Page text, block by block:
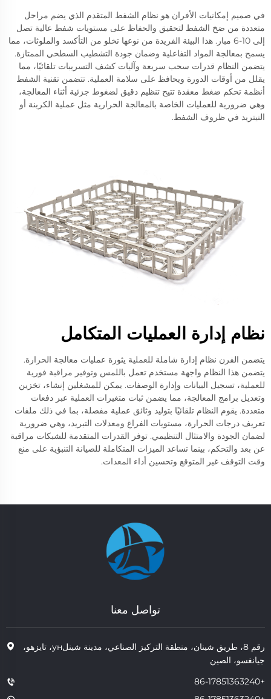
في صميم إمكانيات الأفران هو نظام الشفط المتقدم الذي يضم مراحل
متعددة من ضخ الشفط لتحقيق والحفاظ على مستويات شفط عالية تصل
إلى 10-6 مبار. هذا البيئة الفريدة من نوعها تخلو من التأكسد والملوثات، مما
يسمح بمعالجة المواد التفاعلية وضمان جودة التشطيب السطحي الممتازة.
يتضمن النظام قدرات سحب سريعة وآليات كشف التسريبات تلقائيًا، مما
يقلل من أوقات الدورة ويحافظ على سلامة العملية. تتضمن تقنية الشفط
أنظمة تحكم ضغط معقدة تتيح تنظيم دقيق لضغوط جزئية أثناء المعالجة،
وهي ضرورية للعمليات الخاصة بالمعالجة الحرارية مثل عملية الكربنة أو
النيتريد في ظروف الشفط.
نظام إدارة العمليات المتكامل
يتضمن الفرن نظام إدارة شاملة للعملية يثورة عمليات معالجة الحرارة.
يتضمن هذا النظام واجهة مستخدم تعمل باللمس وتوفير مراقبة فورية
للعملية، تسجيل البيانات وإدارة الوصفات. يمكن للمشغلين إنشاء، تخزين
وتعديل برامج المعالجة، مما يضمن ثبات متغيرات العملية عبر دفعات
متعددة. يقوم النظام تلقائيًا بتوليد وثائق عملية مفصلة، بما في ذلك ملفات
تعريف درجات الحرارة، مستويات الفراغ ومعدلات التبريد، وهي ضرورية
لضمان الجودة والامتثال التنظيمي. توفر القدرات المتقدمة للشبكات مراقبة
عن بعد والتحكم، بينما تساعد الميزات المتكاملة للصيانة التنبؤية على منع
وقت التوقف غير المتوقع وتحسين أداء المعدات.
تواصل معنا
رقم 8، طريق شينان، منطقة التركيز الصناعي، مدينة شينلун، تايزهو،
جيانغسو، الصين
+86-17851363240